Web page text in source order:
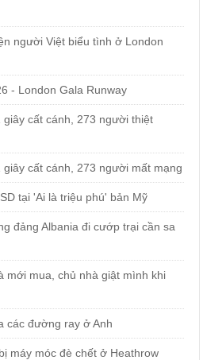
người Việt biểu tình ở London
- London Gala Runway
cất cánh, 273 người thiệt
cất cánh, 273 người mất mạng
tại 'Ai là triệu phú' bản Mỹ
đảng Albania đi cướp trại cần sa
mới mua, chủ nhà giật mình khi
các đường ray ở Anh
máy móc đè chết ở Heathrow